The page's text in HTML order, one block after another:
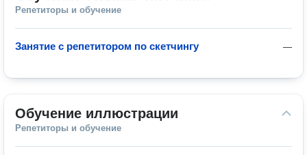
Репетиторы и обучение
—
Занятие с репетитором по скетчингу
Обучение иллюстрации
Репетиторы и обучение